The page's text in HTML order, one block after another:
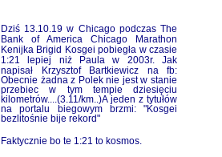
Dziś 13.10.19 w Chicago podczas The
Bank of America Chicago Marathon
Kenijka Brigid Kosgei pobiegła w czasie
1:21 lepiej niż Paula w 2003r.Jak
napisał Krzysztof Bartkiewicz na fb:
Obecnie żadna z Polek nie jest w stanie
przebiec w tym tempie dziesięciu
kilometrów....(3.11/km..)A jeden z tytułów
na portalu biegowym brzmi: "Kosgei
bezlitośnie bije rekord"
Faktycznie bo te 1:21 to kosmos.